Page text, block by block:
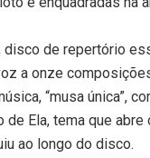
disco de repertório
a onze
“musa única”,
de Ela, tema que abre
ao longo do disco.